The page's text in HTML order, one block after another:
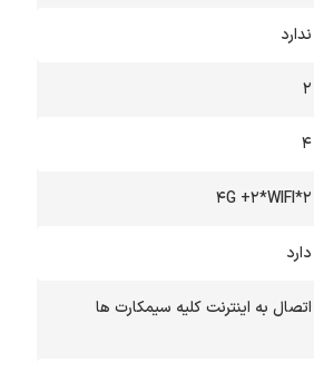
ندارد
2
4
2*4G +2*WIFI
دارد
اتصال به اینترنت کلیه سیمکارت ها